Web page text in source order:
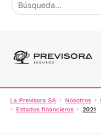
La Previsora SA Nosotros
Estados financieros
2021